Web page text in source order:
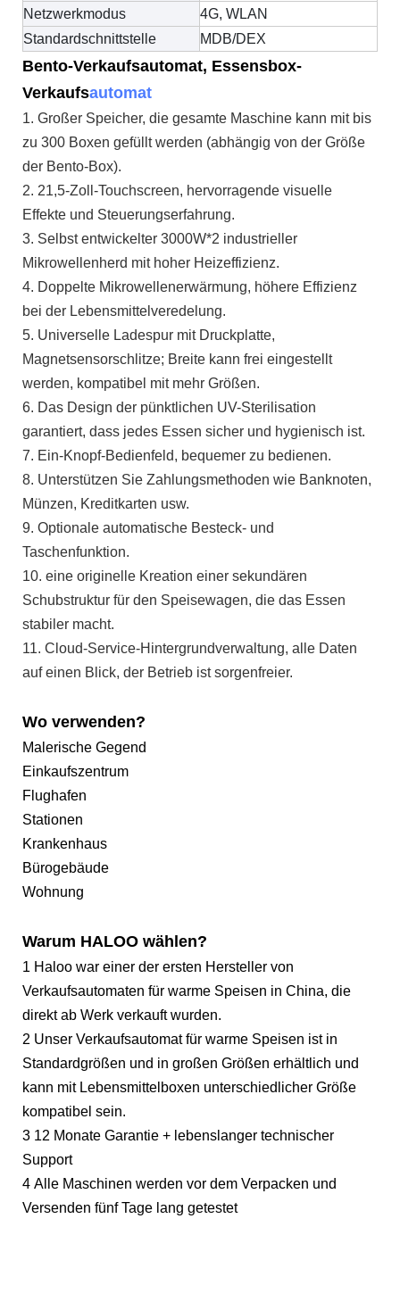
Netzwerkmodus
4G, WLAN
Standardschnittstelle
MDB/DEX
Bento-Verkaufsautomat, Essensbox-
Verkaufsautomat
1. Großer Speicher, die gesamte Maschine kann mit bis
zu 300 Boxen gefüllt werden (abhängig von der Größe
der Bento-Box).
2. 21,5-Zoll-Touchscreen, hervorragende visuelle
Effekte und Steuerungserfahrung.
3. Selbst entwickelter 3000W*2 industrieller
Mikrowellenherd mit hoher Heizeffizienz.
4. Doppelte Mikrowellenerwärmung, höhere Effizienz
bei der Lebensmittelveredelung.
5. Universelle Ladespur mit Druckplatte,
Magnetsensorschlitze; Breite kann frei eingestellt
werden, kompatibel mit mehr Größen.
6. Das Design der pünktlichen UV-Sterilisation
garantiert, dass jedes Essen sicher und hygienisch ist.
7. Ein-Knopf-Bedienfeld, bequemer zu bedienen.
8. Unterstützen Sie Zahlungsmethoden wie Banknoten,
Münzen, Kreditkarten usw.
9. Optionale automatische Besteck- und
Taschenfunktion.
10. eine originelle Kreation einer sekundären
Schubstruktur für den Speisewagen, die das Essen
stabiler macht.
11. Cloud-Service-Hintergrundverwaltung, alle Daten
auf einen Blick, der Betrieb ist sorgenfreier.
Wo verwenden?
Malerische Gegend
Einkaufszentrum
Flughafen
Stationen
Krankenhaus
Bürogebäude
Wohnung
Warum HALOO wählen?
1 Haloo war einer der ersten Hersteller von
Verkaufsautomaten für warme Speisen in China, die
direkt ab Werk verkauft wurden.
2 Unser Verkaufsautomat für warme Speisen ist in
Standardgrößen und in großen Größen erhältlich und
kann mit Lebensmittelboxen unterschiedlicher Größe
kompatibel sein.
3 12 Monate Garantie + lebenslanger technischer
Support
4 Alle Maschinen werden vor dem Verpacken und
Versenden fünf Tage lang getestet